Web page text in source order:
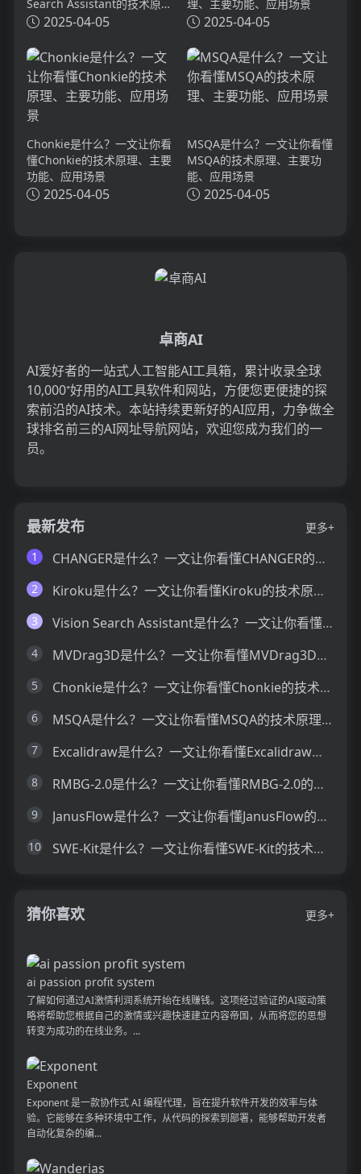
Search Assistant的技术原
理、主要功能、应用场景
2025-04-05
理、主要功能、应用场景
2025-04-05
Chonkie是什么？一文让你看
懂Chonkie的技术原理、主要
功能、应用场景
2025-04-05
MSQA是什么？一文让你看懂
MSQA的技术原理、主要功
能、应用场景
2025-04-05
卓商AI
AI爱好者的一站式人工智能AI工具箱，累计收录全球
10,000⁺好用的AI工具软件和网站，方便您更便捷的探
索前沿的AI技术。本站持续更新好的AI应用，力争做全
球排名前三的AI网址导航网站，欢迎您成为我们的一
员。
最新发布
更多+
1
CHANGER是什么？一文让你看懂CHANGER的技术原理、主要功能、应用场景
2 Kiroku是什么？一文让你看懂Kiroku的技术原理、主要功能、应用场景
3 Vision Search Assistant是什么？一文让你看懂Vision Search Assistant的技术原理、主要功能、应用场景
4 MVDrag3D是什么？一文让你看懂MVDrag3D的技术原理、主要功能、应用场景
5 Chonkie是什么？一文让你看懂Chonkie的技术原理、主要功能、应用场景
6 MSQA是什么？一文让你看懂MSQA的技术原理、主要功能、应用场景
7 Excalidraw是什么？一文让你看懂Excalidraw的技术原理、主要功能、应用场景
8 RMBG-2.0是什么？一文让你看懂RMBG-2.0的技术原理、主要功能、应用场景
9 JanusFlow是什么？一文让你看懂JanusFlow的技术原理、主要功能、应用场景
10 SWE-Kit是什么？一文让你看懂SWE-Kit的技术原理、主要功能、应用场景
猜你喜欢 更多+
ai passion profit system
了解如何通过AI激情利润系统开始在线赚钱。这项经过验证的AI驱动策
略将帮助您根据自己的激情或兴趣快速建立内容帝国，从而将您的思想
转变为成功的在线业务。...
Exponent
Exponent 是一款协作式 AI 编程代理，旨在提升软件开发的效率与体
验。它能够在多种环境中工作，从代码的探索到部署，能够帮助开发者
自动化复杂的编...